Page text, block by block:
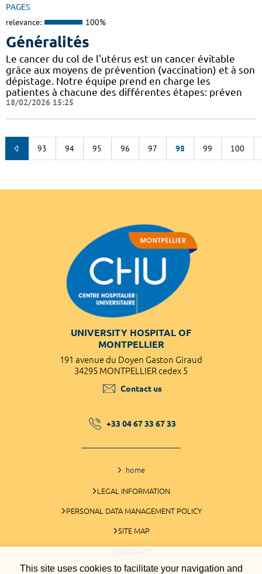
This site uses cookies to facilitate your navigation and
PAGES
relevance: 100%
Généralités
Le cancer du col de l'utérus est un cancer évitable
grâce aux moyens de prévention (vaccination) et à son
dépistage. Notre équipe prend en charge les
patientes à chacune des différentes étapes: préven
18/02/2026 15:25
93 94 95 96 97 98 99 100
UNIVERSITY HOSPITAL OF
MONTPELLIER
191 avenue du Doyen Gaston Giraud
34295 MONTPELLIER cedex 5
Contact us
+33 04 67 33 67 33
home
LEGAL INFORMATION
PERSONAL DATA MANAGEMENT POLICY
SITE MAP
GLOSSARY